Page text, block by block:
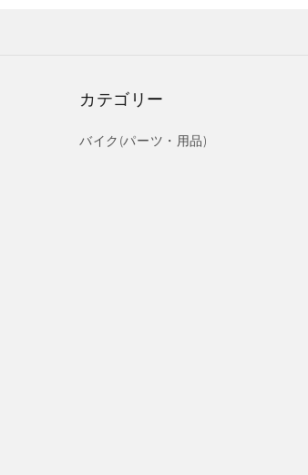
カテゴリー
バイク(パーツ・用品)